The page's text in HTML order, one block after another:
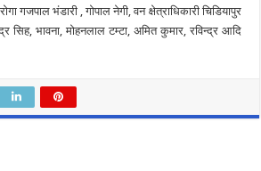
गजपाल भंडारी , गोपाल नेगी, वन क्षेत्राधिकारी चिडियापुर
सिह, भावना, मोहनलाल टम्टा, अमित कुमार, रविन्द्र आदि